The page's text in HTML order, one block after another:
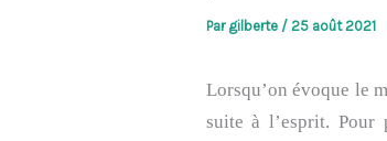
Par gilberte / 25 août 2021
Lorsqu’on évoque le
suite à l’esprit. Pour